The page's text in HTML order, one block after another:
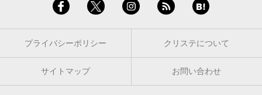
プライバシーポリシー クリステについて
サイトマップ お問い合わせ